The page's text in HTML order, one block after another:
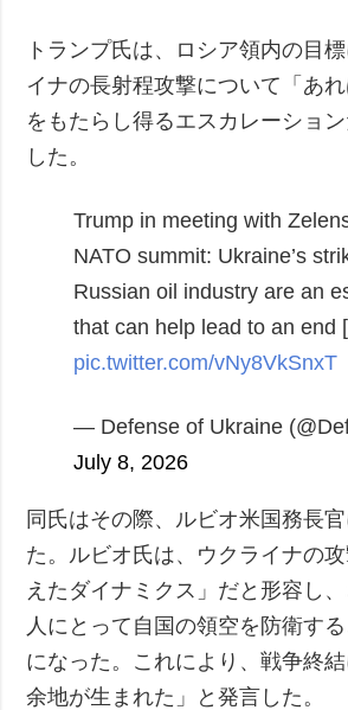
トランプ氏は、ロシア領内の目
イナの長射程攻撃について「あ
をもたらし得るエスカレーショ
した。
Trump in meeting with
NATO summit: Ukraine’s
Russian oil industry are an
that can help lead to an end
pic.twitter.com/vNy8VkSnxT
— Defense of Ukraine
July 8, 2026
同氏はその際、ルビオ米国務長
た。ルビオ氏は、ウクライナの
えたダイナミクス」だと形容し
人にとって自国の領空を防衛す
になった。これにより、戦争終
余地が生まれた」と発言した。